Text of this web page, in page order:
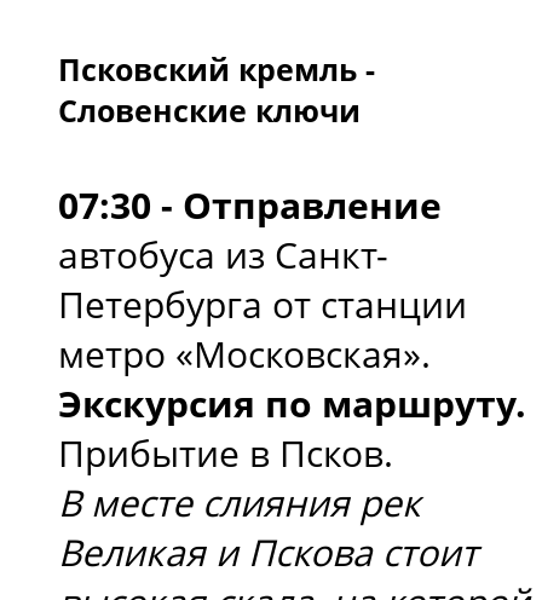
Псковский кремль -
Словенские ключи
07:30 - Отправление
автобуса из Санкт-
Петербурга от станции
метро «Московская».
Экскурсия по маршруту.
Прибытие в Псков.
В месте слияния рек
Великая и Пскова стоит